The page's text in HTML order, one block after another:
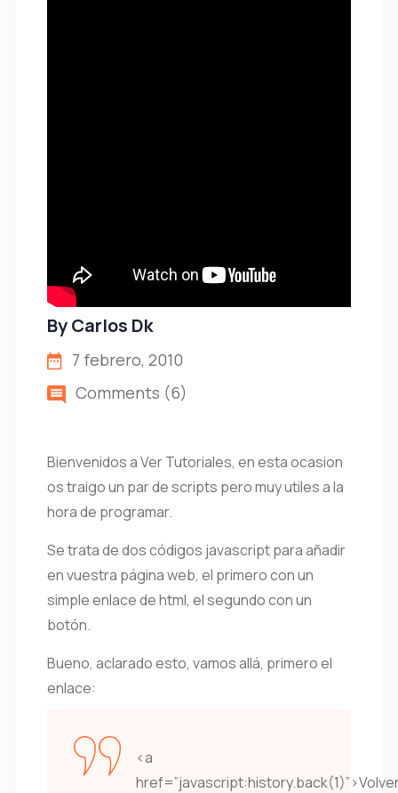
ByCarlos Dk
7 febrero, 2010
Comments (6)
Bienvenidos a Ver Tutoriales, en esta ocasion
os traigo un par de scripts pero muy utiles a la
hora de programar.
Se trata de dos códigos javascript para añadir
en vuestra página web, el primero con un
simple enlace de html, el segundo con un
botón.
Bueno, aclarado esto, vamos allá, primero el
enlace:
<a